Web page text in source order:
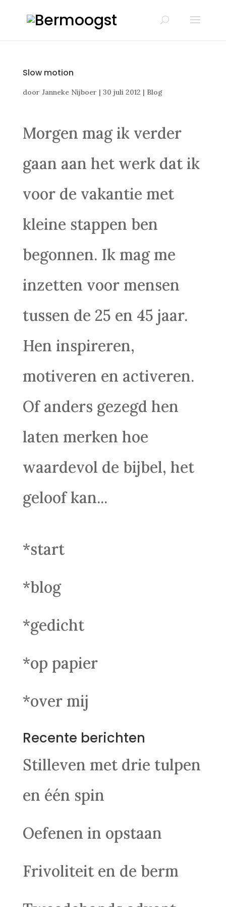
Slow motion
door Janneke Nijboer | 30 juli 2012 | Blog
Morgen mag ik verder
gaan aan het werk dat ik
voor de vakantie met
kleine stappen ben
begonnen. Ik mag me
inzetten voor mensen
tussen de 25 en 45 jaar.
Hen inspireren,
motiveren en activeren.
Of anders gezegd hen
laten merken hoe
waardevol de bijbel, het
geloof kan...
*start
*blog
*gedicht
*op papier
*over mij
Recente berichten
Stilleven met drie tulpen
en één spin
Oefenen in opstaan
Frivoliteit en de berm